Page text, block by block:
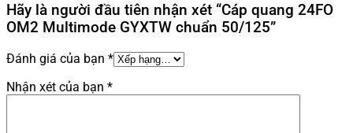
Hãy là người đầu tiên nhận xét “Cáp quang 24FO
OM2 Multimode GYXTW chuẩn 50/125”
Đánh giá của bạn *
Nhận xét của bạn *